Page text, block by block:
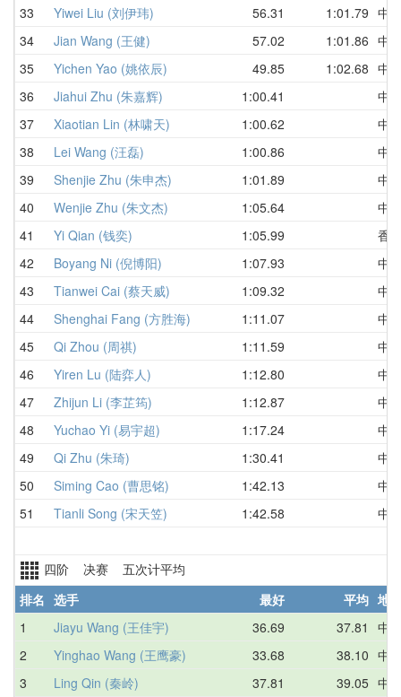
33
Yiwei Liu (刘伊玮) 56.31 1:01.79 中
34
Jian Wang (王健) 57.02 1:01.86 中
35
Yichen Yao (姚依辰) 49.85 1:02.68 中
36
Jiahui Zhu (朱嘉辉) 1:00.41
中
37
Xiaotian Lin (林啸天) 1:00.62
中
38
Lei Wang (汪磊) 1:00.86
中
39
Shenjie Zhu (朱申杰) 1:01.89
中
40
Wenjie Zhu (朱文杰) 1:05.64
中
41
Yi Qian (钱奕) 1:05.99
香
42
Boyang Ni (倪博阳) 1:07.93
中
43
Tianwei Cai (蔡天威) 1:09.32
中
44
Shenghai Fang (方胜海) 1:11.07
中
45
Qi Zhou (周祺) 1:11.59
中
46
Yiren Lu (陆弈人) 1:12.80
中
47
Zhijun Li (李芷筠) 1:12.87
中
48
Yuchao Yi (易宇超) 1:17.24
中
49
Qi Zhu (朱琦) 1:30.41
中
50
Siming Cao (曹思铭) 1:42.13
中
51
Tianli Song (宋天笠) 1:42.58 中
四阶 决赛 五次计平均
排名 选手 最好 平均 地
1
Jiayu Wang (王佳宇) 36.69 37.81
中
2
Yinghao Wang (王鹰豪) 33.68 38.10 中
3
Ling Qin (秦岭) 37.81 39.05 中